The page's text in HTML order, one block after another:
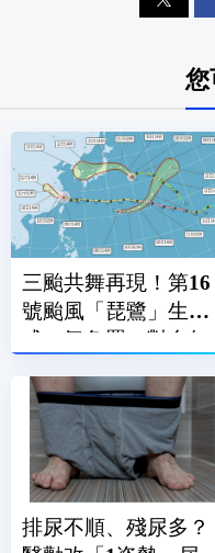
您
三颱共舞再現！第16
號颱風「琵鷺」生
成 氣象署：對台無
排尿不順、殘尿多？